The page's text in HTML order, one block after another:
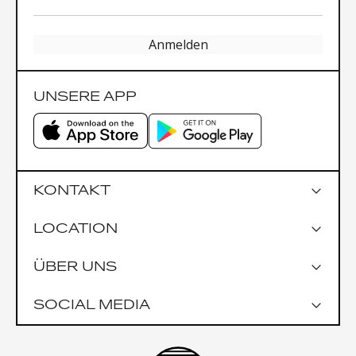
Anmelden
UNSERE APP
KONTAKT
LOCATION
Google Maps
Garage Praterstrasse 1
ÜBER UNS
SOCIAL MEDIA